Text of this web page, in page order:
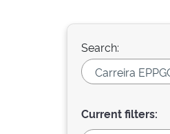
Search:
Current filters: